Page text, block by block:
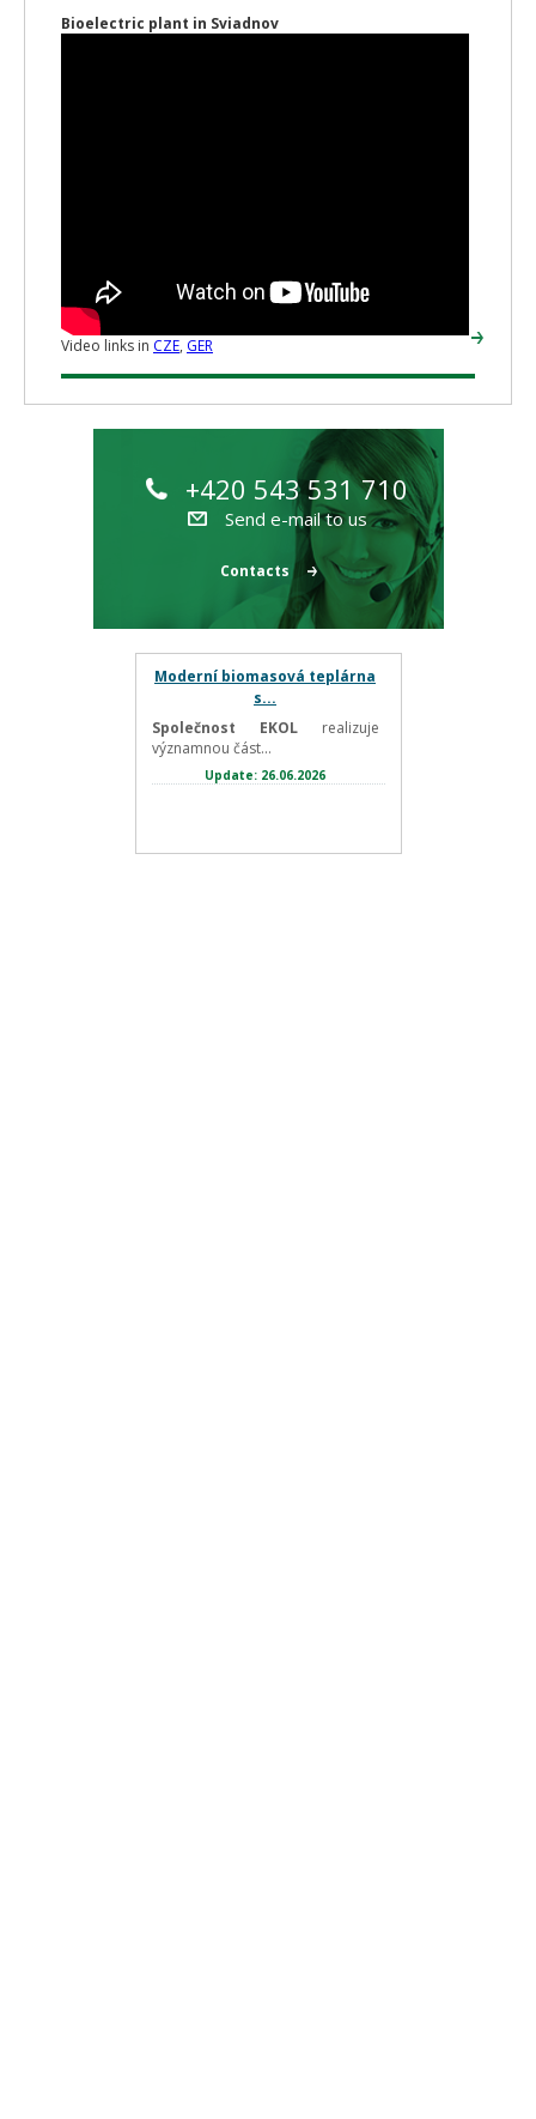
Bioelectric plant in Sviadnov
Video links in CZE, GER
+420 543 531 710
Send e-mail to us
Contacts
Moderní biomasová teplárna
s...
Společnost EKOLrealizuje
významnou část...
Update: 26.06.2026